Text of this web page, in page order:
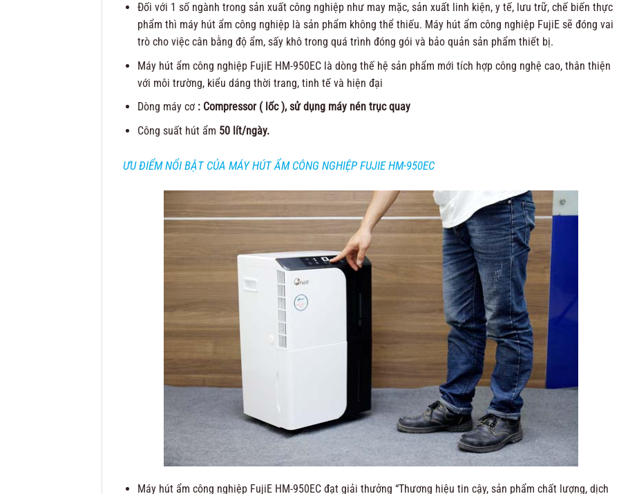
Đối với 1 số ngành trong sản xuất công nghiệp như may mặc, sản xuất linh kiện, y tế, lưu trữ, chế biến thực
phẩm thì máy hút ẩm công nghiệp là sản phẩm không thể thiếu. Máy hút ẩm công nghiệp FujiE sẽ đóng vai
trò cho việc cân bằng độ ẩm, sấy khô trong quá trình đóng gói và bảo quản sản phẩm thiết bị.
Máy hút ẩm công nghiệp FujiE HM-950EC là dòng thế hệ sản phẩm mới tích hợp công nghệ cao, thân thiện
với môi trường, kiểu dáng thời trang, tinh tế và hiện đại
Dòng máy cơ : Compressor ( lốc ), sử dụng máy nén trục quay
Công suất hút ẩm 50 lít/ngày.
ƯU ĐIỂM NỔI BẬT CỦA MÁY HÚT ẨM CÔNG NGHIỆP FUJIE HM-950EC
Máy hút ẩm công nghiệp FujiE HM-950EC đạt giải thưởng “Thương hiệu tin cậy, sản phẩm chất lượng, dịch